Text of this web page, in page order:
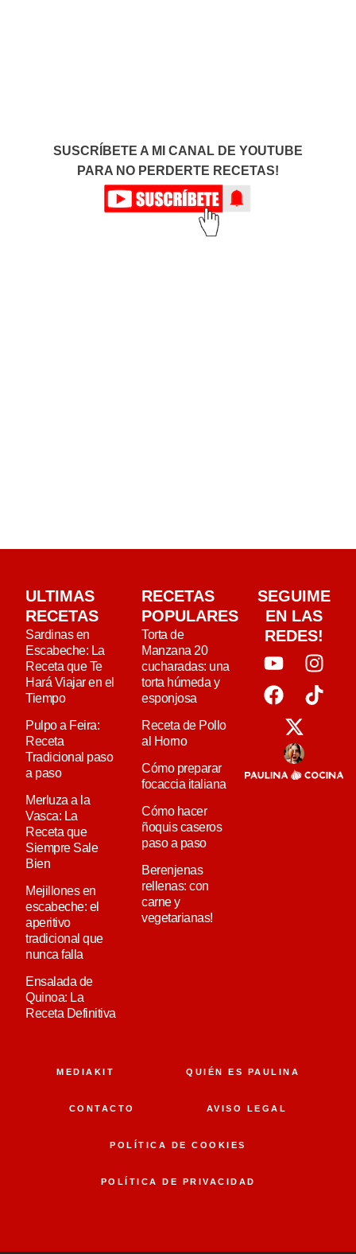
SUSCRÍBETE A MI CANAL DE YOUTUBE
PARA NO PERDERTE RECETAS!
ULTIMAS
RECETAS
Sardinas en
Escabeche: La
Receta que Te
Hará Viajar en el
Tiempo
Pulpo a Feira:
Receta
Tradicional paso
a paso
Merluza a la
Vasca: La
Receta que
Siempre Sale
Bien
Mejillones en
escabeche: el
aperitivo
tradicional que
nunca falla
Ensalada de
Quinoa: La
Receta Definitiva
RECETAS
POPULARES
Torta de
Manzana 20
cucharadas: una
torta húmeda y
esponjosa
Receta de Pollo
al Horno
Cómo preparar
focaccia italiana
Cómo hacer
ñoquis caseros
paso a paso
Berenjenas
rellenas: con
carne y
vegetarianas!
SEGUIME
EN LAS
REDES!
MEDIAKIT QUIÉN ES PAULINA
CONTACTO AVISO LEGAL
POLÍTICA DE COOKIES
POLÍTICA DE PRIVACIDAD